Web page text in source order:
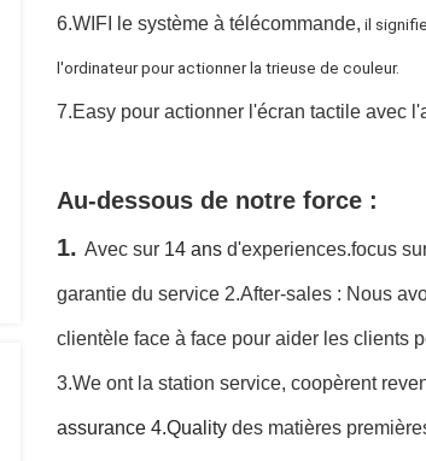
6.WIFI le système à télécommande, il
l'ordinateur pour actionner la trieuse de couleur.
7.Easy pour actionner l'écran tactile avec
Au-dessous de notre force :
1. Avec sur 14 ans d'experiences.focus
garantie du service 2.After-sales : Nous
clientèle face à face pour aider les clients
3.We ont la station service, coopèrent
assurance 4.Quality des matières